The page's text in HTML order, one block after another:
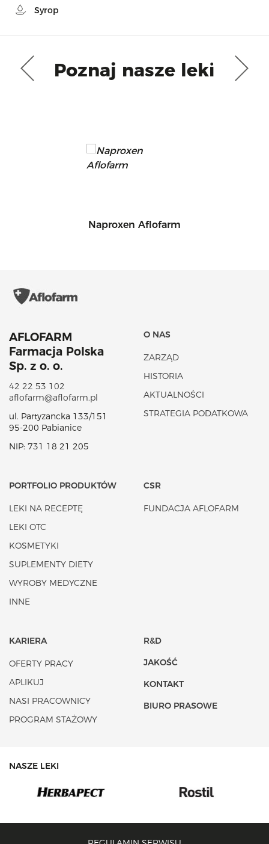
Syrop
Poznaj nasze leki
Naproxen Aflofarm
AFLOFARM
Farmacja Polska
Sp. z o. o.
42 22 53 102
aflofarm@aflofarm.pl
ul. Partyzancka 133/151
95-200 Pabianice
NIP: 731 18 21 205
O NAS
ZARZĄD
HISTORIA
AKTUALNOŚCI
STRATEGIA PODATKOWA
PORTFOLIO PRODUKTÓW
LEKI NA RECEPTĘ
LEKI OTC
KOSMETYKI
SUPLEMENTY DIETY
WYROBY MEDYCZNE
INNE
CSR
FUNDACJA AFLOFARM
KARIERA
OFERTY PRACY
APLIKUJ
NASI PRACOWNICY
PROGRAM STAŻOWY
R&D
JAKOŚĆ
KONTAKT
BIURO PRASOWE
NASZE LEKI